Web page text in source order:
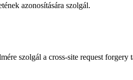
azonosítására szolgál.
szolgál a cross-site request forgery